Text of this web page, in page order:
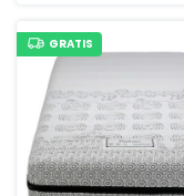
GRATIS